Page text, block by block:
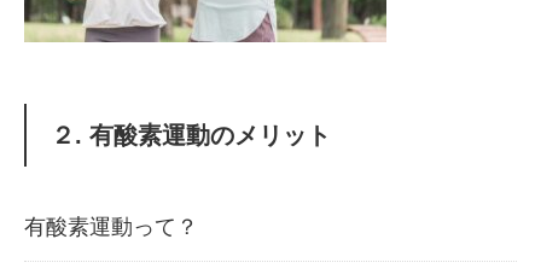
２. 有酸素運動のメリット
有酸素運動って？